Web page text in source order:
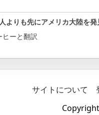
よりも先にアメリカ大陸を
ヒーと翻訳
サイトについて